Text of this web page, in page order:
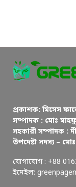
প্রকাশক: মিসেস
সম্পাদক : মোঃ
সহকারী সম্পাদক :
উপদেষ্টা সদস্য –
যোগাযোগ : +88
ইমেইল: